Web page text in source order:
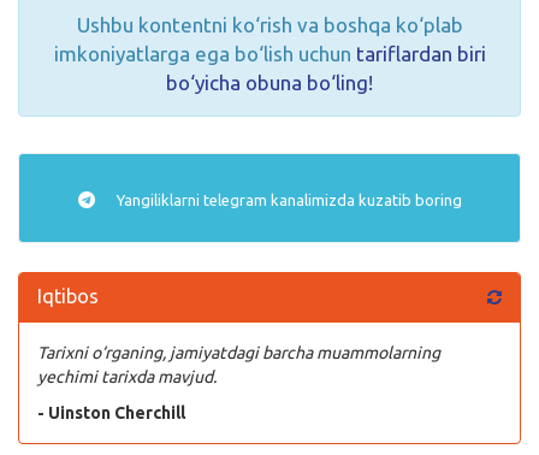
Ushbu kontentni ko‘rish va boshqa ko‘plab
imkoniyatlarga ega bo‘lish uchun tariflardan biri
bo‘yicha obuna bo‘ling!
Yangiliklarni telegram kanalimizda kuzatib boring
Iqtibos
Tarixni o‘rganing, jamiyatdagi barcha muammolarning
yechimi tarixda mavjud.
- Uinston Cherchill